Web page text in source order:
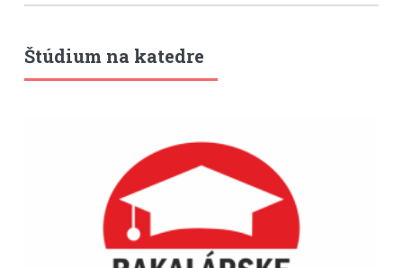
Štúdium na katedre